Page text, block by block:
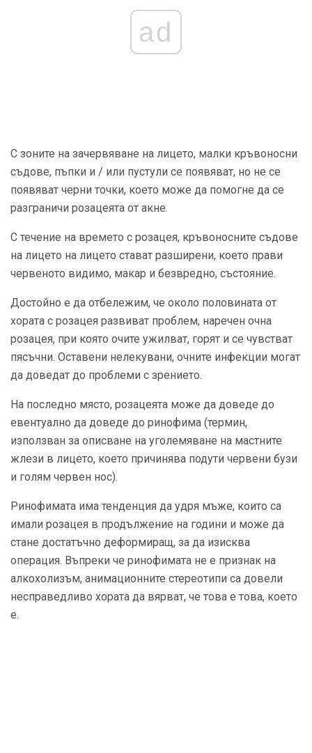
ad
С зоните на зачервяване на лицето, малки кръвоносни
съдове, пъпки и / или пустули се появяват, но не се
появяват черни точки, което може да помогне да се
разграничи розацеята от акне.
С течение на времето с розацея, кръвоносните съдове
на лицето на лицето стават разширени, което прави
червеното видимо, макар и безвредно, състояние.
Достойно е да отбележим, че около половината от
хората с розацея развиват проблем, наречен очна
розацея, при която очите ужилват, горят и се чувстват
пясъчни. Оставени нелекувани, очните инфекции могат
да доведат до проблеми с зрението.
На последно място, розацеята може да доведе до
евентуално да доведе до ринофима (термин,
използван за описване на уголемяване на мастните
жлези в лицето, което причинява подути червени бузи
и голям червен нос).
Ринофимата има тенденция да удря мъже, които са
имали розацея в продължение на години и може да
стане достатъчно деформиращ, за да изисква
операция. Въпреки че ринофимата не е признак на
алкохолизъм, анимационните стереотипи са довели
несправедливо хората да вярват, че това е това, което
е.